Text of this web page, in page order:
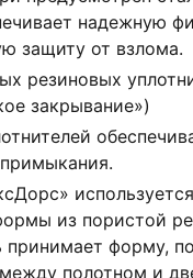
надежную
защиту от взлома.
резиновых
закрывание»)
из пористой
принимает форму,
полотном и